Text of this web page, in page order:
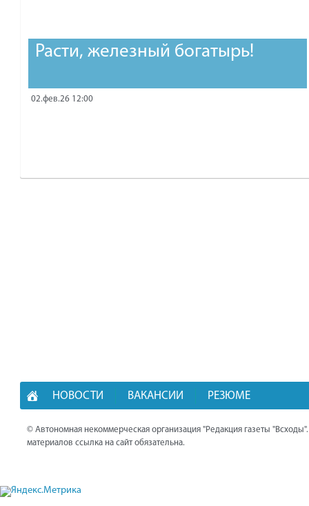
Расти, железный богатырь!
02.фев.26 12:00
НОВОСТИ ВАКАНСИИ РЕЗЮМЕ
© Автономная некоммерческая организация "Редакция газеты
материалов ссылка на сайт обязательна.